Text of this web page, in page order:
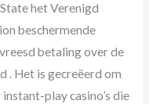
het Verenigd
beschermende
betaling over de
. Het is gecreëerd om
play casino’s die